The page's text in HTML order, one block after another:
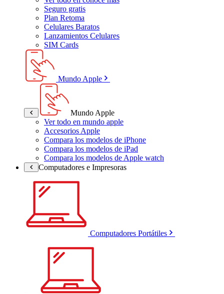
Seguro gratis
Plan Retoma
Celulares Baratos
Lanzamientos Celulares
SIM Cards
Mundo Apple
Mundo Apple
Ver todo en mundo apple
Accesorios Apple
Compara los modelos de iPhone
Compara los modelos de iPad
Compara los modelos de Apple watch
Computadores e Impresoras
Computadores Portátiles